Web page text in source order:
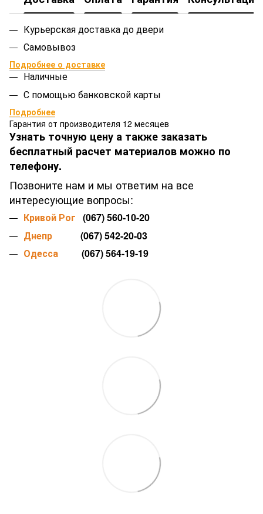
Курьерская доставка до двери
Самовывоз
Подробнее о доставке
Наличные
С помощью банковской карты
Подробнее
Гарантия от производителя 12 месяцев
Узнать точную цену а также заказать
бесплатный расчет материалов можно по
телефону.
Позвоните нам и мы ответим на все
интересующие вопросы:
Кривой Рог (067) 560-10-20
Днепр (067) 542-20-03
Одесса (067) 564-19-19